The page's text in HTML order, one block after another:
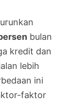
bulan
kredit dan
lebih
ini
faktor